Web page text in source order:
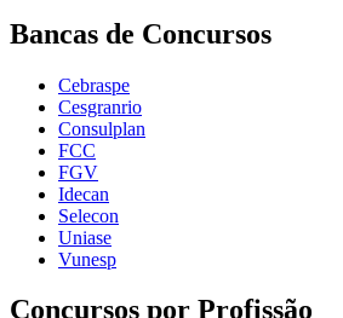
Bancas de Concursos
Cebraspe
Cesgranrio
Consulplan
FCC
FGV
Idecan
Selecon
Uniase
Vunesp
Concursos por Profissão